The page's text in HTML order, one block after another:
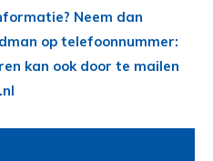
Neem dan
op telefoonnummer:
kan ook door te mailen